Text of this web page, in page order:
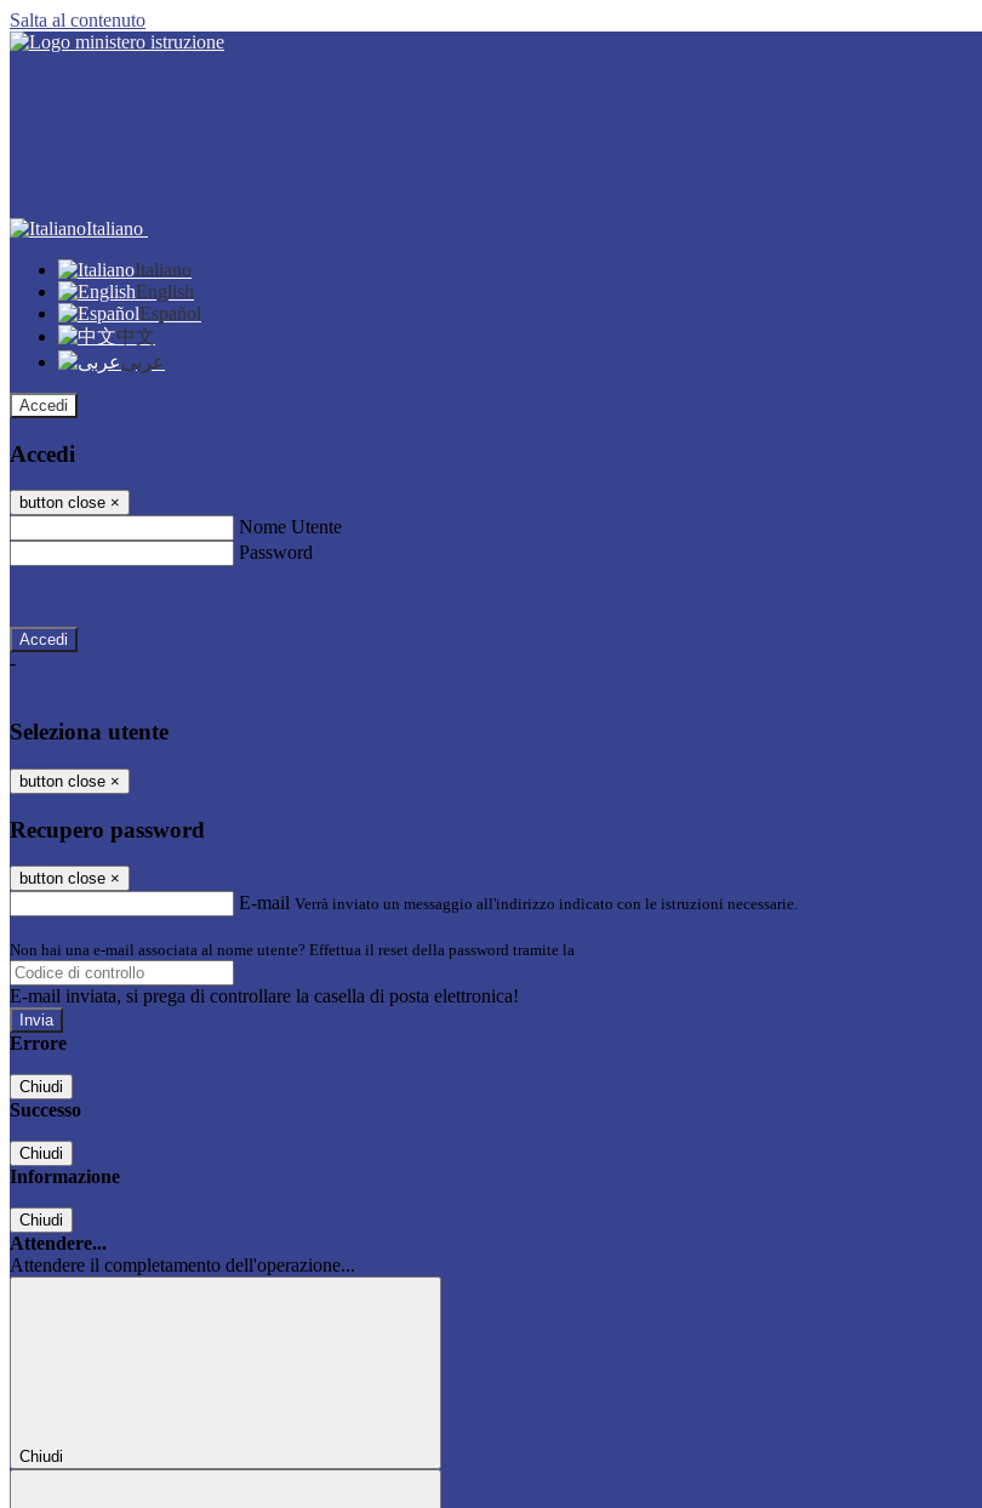
Salta al contenuto
Italiano
Italiano
English
Español
中文
عربى
Accedi
Accedi
button close ×
Nome Utente
Password
-
Seleziona utente
button close ×
Recupero password
button close ×
E-mail Verrà inviato un messaggio all'indirizzo indicato con le istruzioni necessarie.
Non hai una e-mail associata al nome utente? Effettua il reset della password tramite la
E-mail inviata, si prega di controllare la casella di posta elettronica!
Errore
Chiudi
Successo
Chiudi
Informazione
Chiudi
Attendere...
Attendere il completamento dell'operazione...
Chiudi